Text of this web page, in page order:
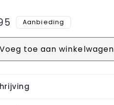
Aanbieding
Voeg toe aan winkelwagen